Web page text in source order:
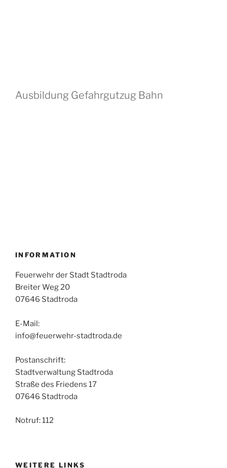
Ausbildung Gefahrgutzug Bahn
INFORMATION
Feuerwehr der Stadt Stadtroda
Breiter Weg 20
07646 Stadtroda
E-Mail:
info@feuerwehr-stadtroda.de
Postanschrift:
Stadtverwaltung Stadtroda
Straße des Friedens 17
07646 Stadtroda
Notruf: 112
WEITERE LINKS